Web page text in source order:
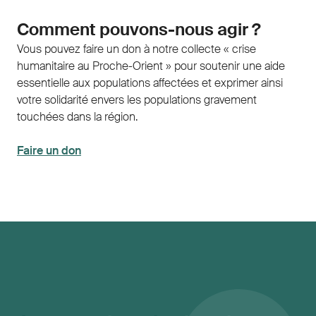
Comment pouvons-nous agir ?
Vous pouvez faire un don à notre collecte « crise
humanitaire au Proche-Orient » pour soutenir une aide
essentielle aux populations affectées et exprimer ainsi
votre solidarité envers les populations gravement
touchées dans la région.
Faire un don